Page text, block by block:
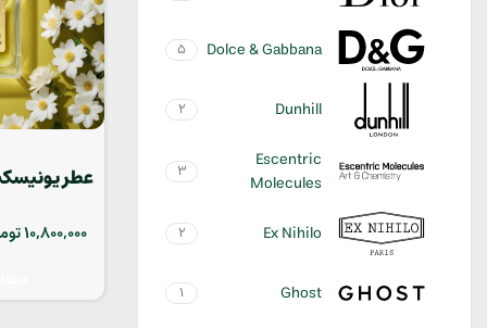
Dolce & Gabbana
5
Dunhill
2
Escentric
Molecules
3
Ex Nihilo
2
Ghost
1
10,800,000